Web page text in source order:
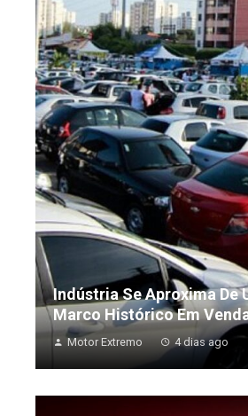
Indústria Se Aproxima De
Marco Histórico Em
Motor Extremo 4 dias ago